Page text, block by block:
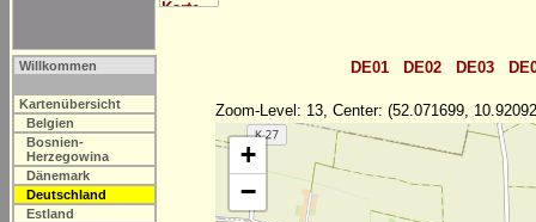
Willkommen
Kartenübersicht
Belgien
Bosnien-
Herzegowina
Dänemark
Deutschland
Estland
DE01 DE02 DE03
Zoom-Level: 13, Center: (52.071699,
+
−